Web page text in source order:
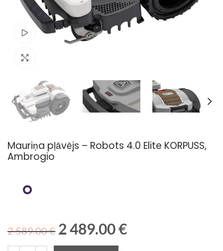
Skatīties produkta video
Mauriņa pļāvējs – Robots 4.0 Elite KORPUSS,
Ambrogio
2 589.00€ 2 489.00€